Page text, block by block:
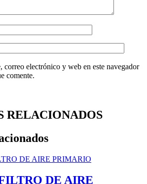
correo electrónico y web en este navegador
comente.
RELACIONADOS
DE AIRE